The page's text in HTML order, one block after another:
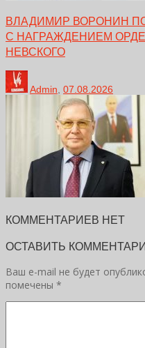
ВЛАДИМИР ВОРОНИН
С НАГРАЖДЕНИЕМ
НЕВСКОГО
Admin, 07.08.2026
КОММЕНТАРИЕВ НЕТ
ОСТАВИТЬ
Ваш e-mail не будет
помечены *